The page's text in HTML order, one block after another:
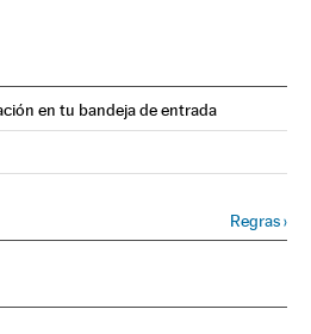
en tu bandeja de entrada
Instagram
en Twitter
Brasil en Facebook
Regras›